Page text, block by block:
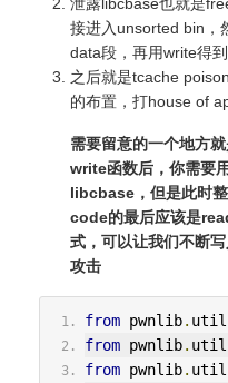
接进入unsorted bin，
data段，再用write得
之后就是tcache
的布置，打house of
需要留意的一个地方
write函数后，你需要
libcbase，但是此时
code的最后应该是
式，可以让我们不断
攻击
from pwnlib. util
from pwnlib. util
from pwnlib. util